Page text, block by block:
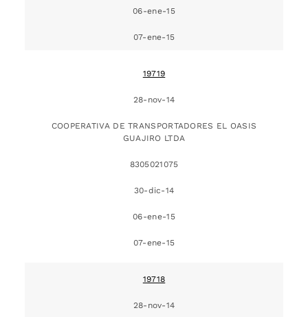
06-ene-15
07-ene-15
19719
28-nov-14
COOPERATIVA DE TRANSPORTADORES EL OASIS
GUAJIRO LTDA
8305021075
30-dic-14
06-ene-15
07-ene-15
19718
28-nov-14